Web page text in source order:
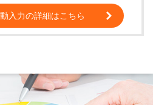
入力の詳細はこちら